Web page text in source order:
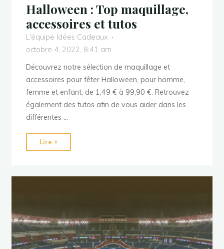
Halloween : Top maquillage,
accessoires et tutos
L'équipe Idées Cadeaux
octobre 4, 2022, 8:41 am
Découvrez notre sélection de maquillage et
accessoires pour fêter Halloween, pour homme,
femme et enfant, de 1,49 € à 99,90 €. Retrouvez
également des tutos afin de vous aider dans les
différentes …
Lire +
:
maquillage,
tutos"